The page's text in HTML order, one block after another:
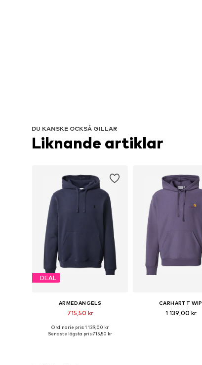
DU KANSKE OCKSÅ GILLAR
Liknande artiklar
DEAL
ARMEDANGELS
715,50 kr
Ordinarie pris: 1 139,00 kr
Senaste lägsta pris:715,50 kr
CARHARTT WIP
1 139,00 kr